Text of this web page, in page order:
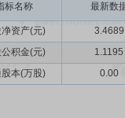
标名称 最新数
资产(元)
3.4689
积金(元)
1.1195
本(万股) 0.00